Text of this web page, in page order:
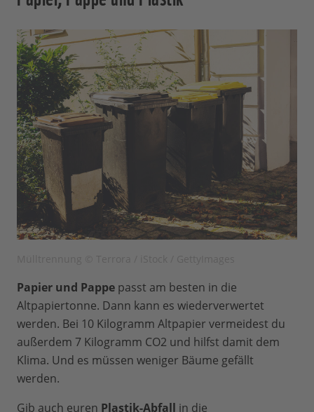
Papier und Pappe passt am besten in die
Altpapiertonne. Dann kann es wiederverwertet
werden. Bei 10 Kilogramm Altpapier vermeidest du
außerdem 7 Kilogramm CO2 und hilfst damit dem
Klima. Und es müssen weniger Bäume gefällt
werden.
Gib auch euren Plastik-Abfall in die